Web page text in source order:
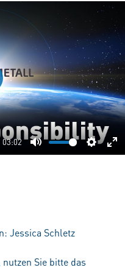
03:02
Mute
Jessica Schletz
Sie bitte das